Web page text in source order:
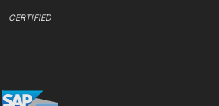
CERTIFIED